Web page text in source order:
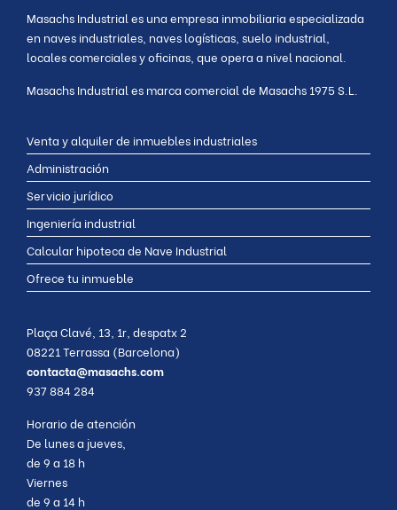
Masachs Industrial es una empresa inmobiliaria especializada
en naves industriales, naves logísticas, suelo industrial,
locales comerciales y oficinas, que opera a nivel nacional.
Masachs Industrial es marca comercial de Masachs 1975 S.L.
Venta y alquiler de inmuebles industriales
Administración
Servicio jurídico
Ingeniería industrial
Calcular hipoteca de Nave Industrial
Ofrece tu inmueble
Plaça Clavé, 13, 1r, despatx 2
08221 Terrassa (Barcelona)
contacta@masachs.com
937 884 284
Horario de atención
De lunes a jueves,
de 9 a 18 h
Viernes
de 9 a 14 h